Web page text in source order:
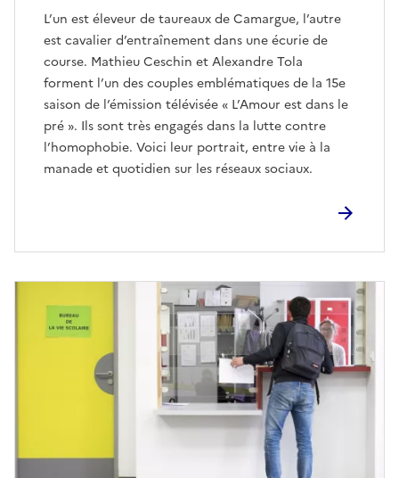
L’un est éleveur de taureaux de Camargue, l’autre
est cavalier d’entraînement dans une écurie de
course. Mathieu Ceschin et Alexandre Tola
forment l’un des couples emblématiques de la 15e
saison de l’émission télévisée « L’Amour est dans le
pré ». Ils sont très engagés dans la lutte contre
l’homophobie. Voici leur portrait, entre vie à la
manade et quotidien sur les réseaux sociaux.